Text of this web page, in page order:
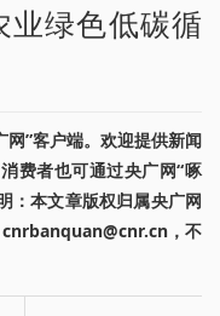
绿色低碳循
”客户端。欢迎提供新闻
费者也可通过央广网“啄
：本文章版权归属央广网
cnrbanquan@cnr.cn，不